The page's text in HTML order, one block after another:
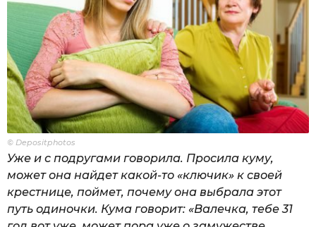
© Depositphotos
Уже и с подругами говорила. Просила куму,
может она найдет какой-то «ключик» к своей
крестнице, поймет, почему она выбрала этот
путь одиночки. Кума говорит: «Валечка, тебе 31